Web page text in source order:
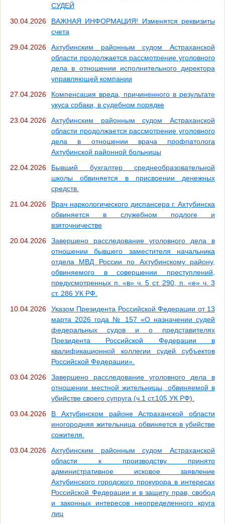
СУДЕЙ
30.04.2026
ВАЖНАЯ ИНФОРМАЦИЯ! Изменятся реквизиты
счета
29.04.2026
Ахтубинским районным судом Астраханской
области продолжается рассмотрение уголовного
дела в отношении исполнительного директора
управляющей компании
27.04.2026
Компенсация вреда, причиненного в результате
укуса собаки, в судебном порядке
23.04.2026
Ахтубинским районным судом Астраханской
области продолжается рассмотрение уголовного
дела в отношении врача профпатолога
Ахтубинской районной больницы
22.04.2026
Бывший бухгалтер среднеобразовательной
школы обвиняется в присвоении денежных
средств.
21.04.2026
Врач наркологического диспансера г. Ахтубинска
обвиняется в служебном подлоге и
взяточничестве
20.04.2026
Завершено расследование уголовного дела в
отношении бывшего заместителя начальника
отдела МВД России по Ахтубинскому району,
обвиняемого в совершении преступлений,
предусмотренных п. «в» ч. 5 ст. 290, п. «е» ч. 3
ст. 286 УК РФ.
10.04.2026
Указом Президента Российской Федерации от 13
марта 2026 года № 157 «О назначении судей
федеральных судов и о представителях
Президента Российской Федерации в
квалификационной коллегии судей субъектов
Российской Федерации».
03.04.2026
Завершено расследование уголовного дела в
отношении местной жительницы, обвиняемой в
убийстве своего супруга (ч.1 ст.105 УК РФ).
03.04.2026
В Ахтубинском районе Астраханской области
иногородняя жительница обвиняется в убийстве
сожителя.
03.04.2026
Ахтубинским районным судом Астраханской
области к производству принято
административное исковое заявление
Ахтубинского городского прокурора в интересах
Российской Федерации и в защиту прав, свобод
и законных интересов неопределенного круга
лиц